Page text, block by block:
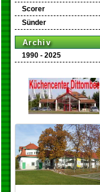
Scorer
Sünder
Archiv
1990 - 2025